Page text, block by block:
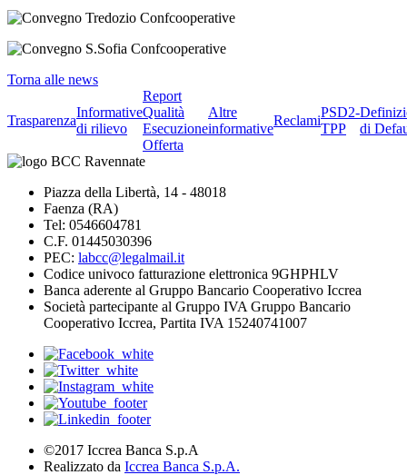
Torna alle news
Trasparenza
Informative
di rilievo
Report
Qualità
Esecuzione
Offerta
Altre
informative
Reclami
PSD2-
TPP
di
Piazza della Libertà, 14 - 48018
Faenza (RA)
Tel: 0546604781
C.F. 01445030396
PEC: labcc@legalmail.it
Codice univoco fatturazione elettronica 9GHPHLV
Banca aderente al Gruppo Bancario Cooperativo Iccrea
Società partecipante al Gruppo IVA Gruppo Bancario
Cooperativo Iccrea, Partita IVA 15240741007
©2017 Iccrea Banca S.p.A
Realizzato da Iccrea Banca S.p.A.